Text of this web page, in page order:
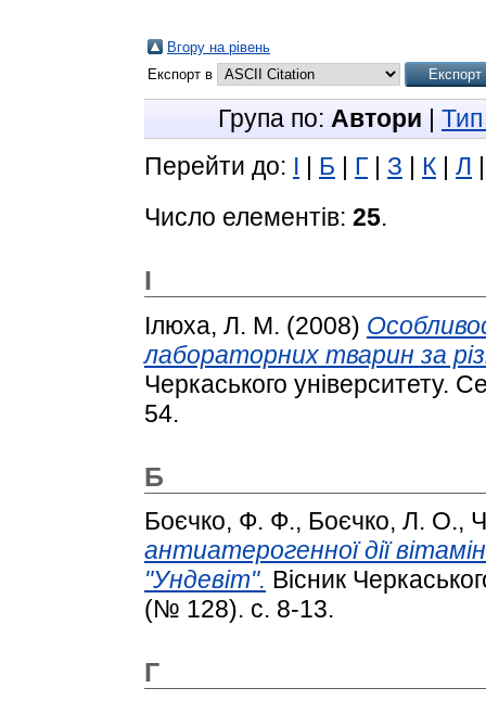
Вгору на рівень
Експорт в
Група по: Автори |
Перейти до: І | Б | Г | З | К | Л
Число елементів: 25.
І
Ілюха, Л. М. (2008)
лабораторних тварин за
Черкаського університету.
54.
Б
Боєчко, Ф. Ф., Боєчко, Л. О.,
антиатерогенної дії
"Ундевіт". Вісник
(№ 128). с. 8-13.
Г